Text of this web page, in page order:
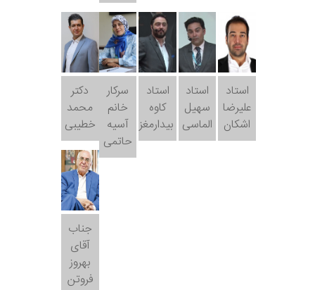
استاد
علیرضا
اشکان
استاد
سهیل
الماسی
استاد
کاوه
بیدارمغز
سرکار
خانم
آسیه
حاتمی
دکتر
محمد
خطیبی
جناب
آقای
بهروز
فروتن